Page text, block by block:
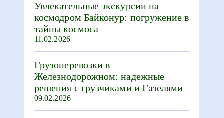
Увлекательные экскурсии на
космодром Байконур: погружение в
тайны космоса
11.02.2026
Грузоперевозки в
Железнодорожном: надежные
решения с грузчиками и Газелями
09.02.2026